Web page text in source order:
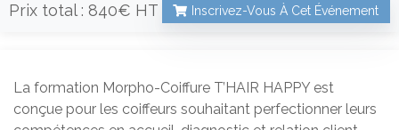
Prix total : 840€ Inscrivez-Vous À Cet Événement
La formation Morpho-Coiffure T’HAIR HAPPY est
conçue pour les coiffeurs souhaitant perfectionner leurs